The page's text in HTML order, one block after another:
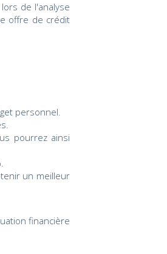
de l'analyse
offre de crédit
personnel.
pourrez ainsi
un meilleur
financière